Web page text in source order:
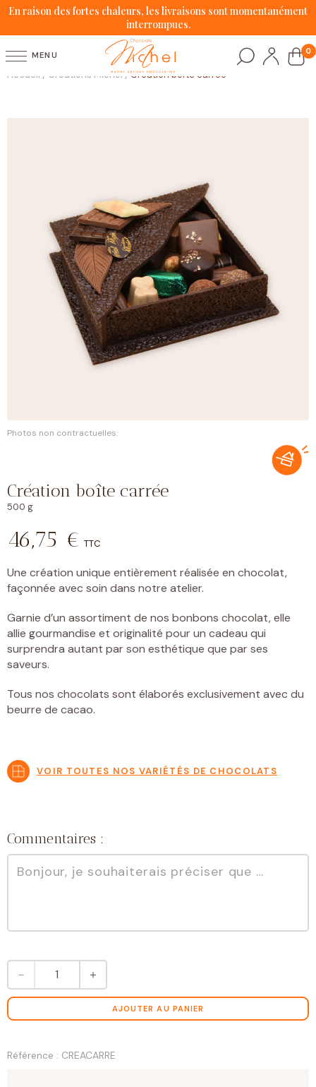
En raison des fortes chaleurs, les livraisons sont momentanément
interrompues.
MENU 0
Accueil / Créations Michel/Création boîte carrée
Photos non contractuelles.
Création boîte carrée
500 g
46,75 € TTC
Une création unique entièrement réalisée en chocolat,
façonnée avec soin dans notre atelier.
Garnie d’un assortiment de nos bonbons chocolat, elle
allie gourmandise et originalité pour un cadeau qui
surprendra autant par son esthétique que par ses
saveurs.
Tous nos chocolats sont élaborés exclusivement avec du
beurre de cacao.
VOIR TOUTES NOS VARIÉTÉS DE CHOCOLATS
Commentaires :
quantité
de
Création
boîte
carrée
－ ＋
AJOUTER AU PANIER
Référence : CREACARRE